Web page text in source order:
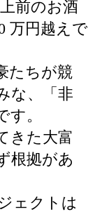
前のお酒
万円越えで
たちが競
な、「非
。
きた大富
根拠があ
ェクトは